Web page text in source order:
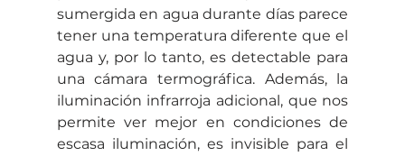
sumergida en agua durante días parece
tener una temperatura diferente que el
agua y, por lo tanto, es detectable para
una cámara termográfica. Además, la
iluminación infrarroja adicional, que nos
permite ver mejor en condiciones de
escasa iluminación, es invisible para el